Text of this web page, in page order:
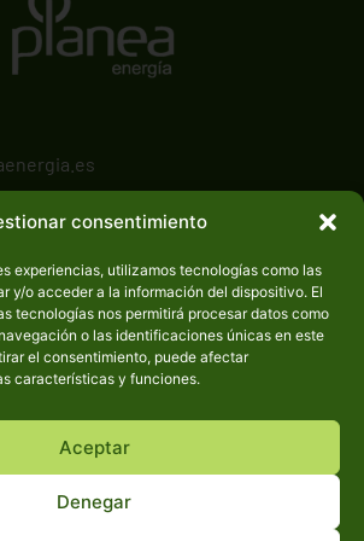
consentimiento
experiencias, utilizamos tecnologías como las
y/o acceder a la información del dispositivo. El
tecnologías nos permitirá procesar datos como
o las identificaciones únicas en este
el consentimiento, puede afectar
características y funciones.
Aceptar
Denegar
3
116
Da Vinci, 8